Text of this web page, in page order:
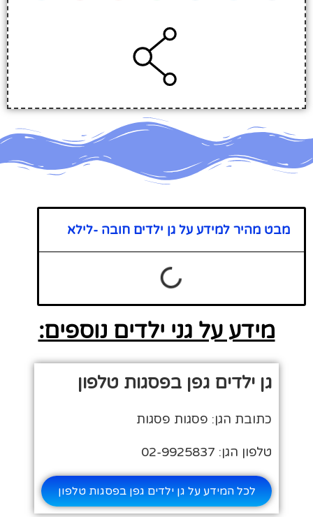
מבט מהיר למידע על גן ילדים חובה -לילא
מידע על גני ילדים נוספים:
גן ילדים גפן בפסגות טלפון
כתובת הגן: פסגות פסגות
טלפון הגן: 02-9925837
לכל המידע על גן ילדים גפן בפסגות טלפון